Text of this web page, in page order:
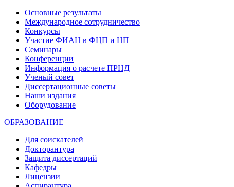
Основные результаты
Международное сотрудничество
Конкурсы
Участие ФИАН в ФЦП и НП
Семинары
Конференции
Информация о расчете ПРНД
Ученый совет
Диссертационные советы
Наши издания
Оборудование
ОБРАЗОВАНИЕ
Для соискателей
Докторантура
Защита диссертаций
Кафедры
Лицензии